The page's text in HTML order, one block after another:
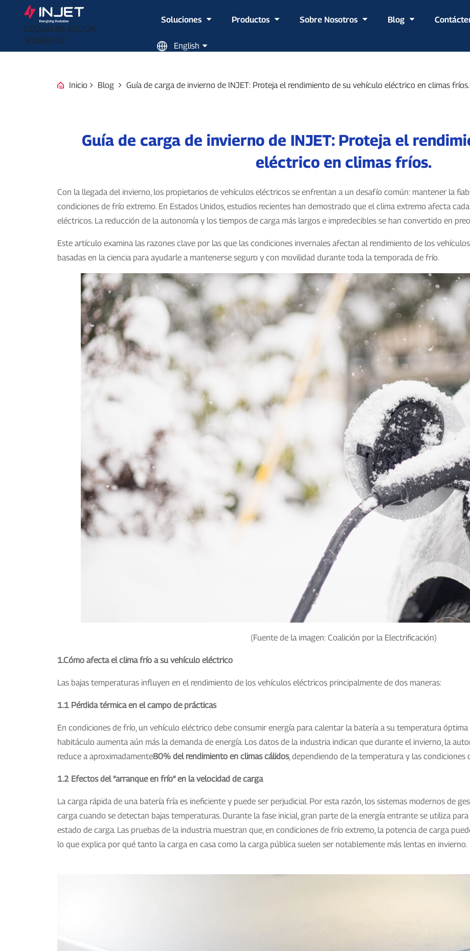
CÓDIGO DE ACCIÓN
300820.SZ
Soluciones Productos Sobre Nosotros Blog
English
Inicio Blog Guía de carga de invierno de INJET: Proteja el rendimiento de su vehículo eléctrico en climas fríos.
Guía de carga de invierno de INJET: Proteja el
eléctrico en climas fríos.
Con la llegada del invierno, los propietarios de vehículos eléctricos se enfrentan a un desafío común: mantener la
condiciones de frío extremo. En Estados Unidos, estudios recientes han demostrado que el clima extremo afecta
eléctricos. La reducción de la autonomía y los tiempos de carga más largos e impredecibles se han convertido en
Este artículo examina las razones clave por las que las condiciones invernales afectan al rendimiento de los
basadas en la ciencia para ayudarle a mantenerse seguro y con movilidad durante toda la temporada de frío.
(Fuente de la imagen: Coalición por la Electrificación)
1.Cómo afecta el clima frío a su vehículo eléctrico
Las bajas temperaturas influyen en el rendimiento de los vehículos eléctricos principalmente de dos maneras:
1.1 Pérdida térmica en el campo de prácticas
En condiciones de frío, un vehículo eléctrico debe consumir energía para calentar la batería a su temperatura
habitáculo aumenta aún más la demanda de energía. Los datos de la industria indican que durante el invierno, la
reduce a aproximadamente80% del rendimiento en climas cálidos, dependiendo de la temperatura y las condiciones
1.2 Efectos del “arranque en frío” en la velocidad de carga
La carga rápida de una batería fría es ineficiente y puede ser perjudicial. Por esta razón, los sistemas modernos de
carga cuando se detectan bajas temperaturas. Durante la fase inicial, gran parte de la energía entrante se utiliza
estado de carga. Las pruebas de la industria muestran que, en condiciones de frío extremo, la potencia de carga
lo que explica por qué tanto la carga en casa como la carga pública suelen ser notablemente más lentas en invierno.